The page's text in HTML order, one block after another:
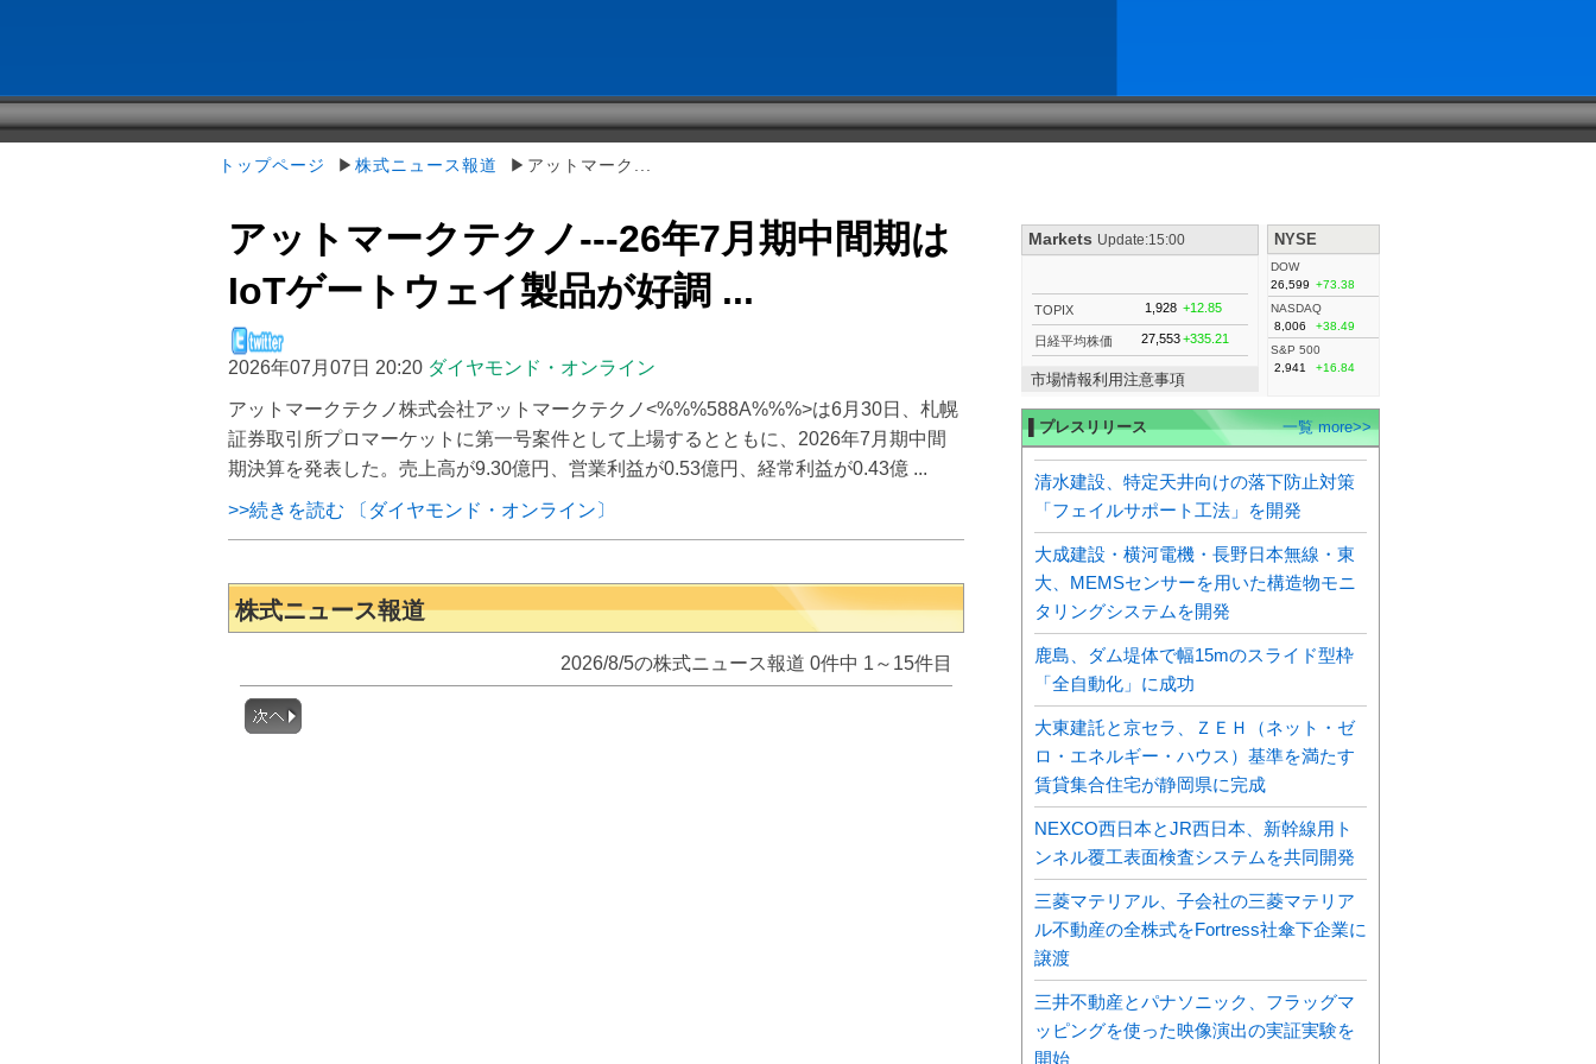
トップページ ▶ 株式ニュース報道 ▶アットマーク...
アットマークテクノ---26年7月期中間期は
IoTゲートウェイ製品が好調 ...
2026年07月07日 20:20 ダイヤモンド・オンライン
アットマークテクノ株式会社アットマークテクノ<%%%588A%%%>は6月30日、札幌
証券取引所プロマーケットに第一号案件として上場するとともに、2026年7月期中間
期決算を発表した。売上高が9.30億円、営業利益が0.53億円、経常利益が0.43億 ...
>>続きを読む 〔ダイヤモンド・オンライン〕
株式ニュース報道
2026/8/5の株式ニュース報道 0件中 1～15件目
Markets Update:15:00
TOPIX 1,928 +12.85
日経平均株価 27,553+335.21
市場情報利用注意事項
NYSE
DOW
26,599 +73.38
NASDAQ
8,006
+38.49
S&P 500
2,941
+16.84
▌プレスリリース 一覧 more>>
清水建設、特定天井向けの落下防止対策
「フェイルサポート工法」を開発
大成建設・横河電機・長野日本無線・東
大、MEMSセンサーを用いた構造物モニ
タリングシステムを開発
鹿島、ダム堤体で幅15mのスライド型枠
「全自動化」に成功
大東建託と京セラ、ＺＥＨ（ネット・ゼ
ロ・エネルギー・ハウス）基準を満たす
賃貸集合住宅が静岡県に完成
NEXCO西日本とJR西日本、新幹線用ト
ンネル覆工表面検査システムを共同開発
三菱マテリアル、子会社の三菱マテリア
ル不動産の全株式をFortress社傘下企業に
譲渡
三井不動産とパナソニック、フラッグマ
ッピングを使った映像演出の実証実験を
開始